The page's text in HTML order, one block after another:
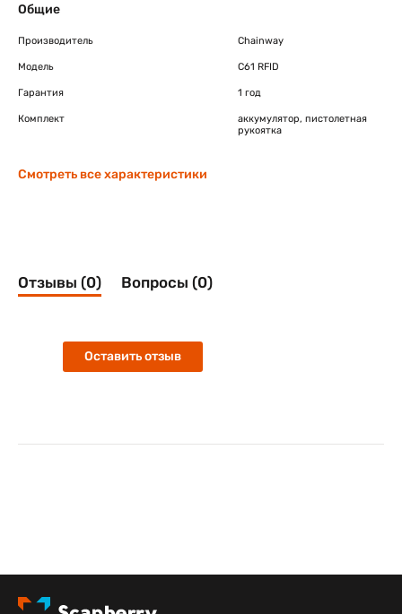
Общие
Производитель Chainway
Модель C61 RFID
Гарантия 1 год
Комплект
аккумулятор, пистолетная
рукоятка
Смотреть все характеристики
Отзывы (0) Вопросы (0)
Оставить отзыв